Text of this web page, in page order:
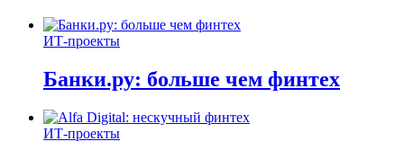
ИТ-проекты
Банки.ру: больше чем финтех
ИТ-проекты